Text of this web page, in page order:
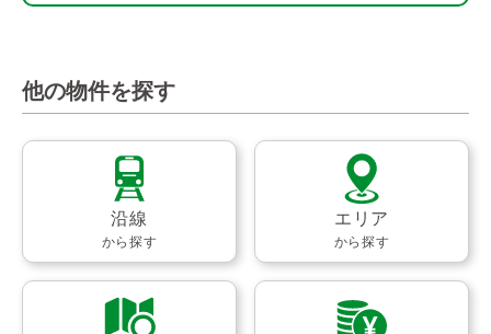
他の物件を探す
沿線
から探す
エリア
から探す